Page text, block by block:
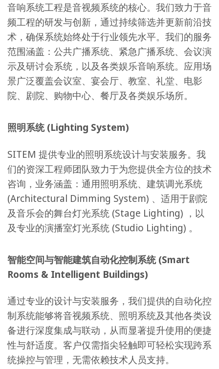
音响系统工程是音视频系统的核心。我们致力于音
频工程的研发与创新，通过持续筛选并更新前沿技
术，确保系统始终处于行业领先水平。我们的服务
范围涵盖：公共广播系统、紧急广播系统、会议演
示及研讨会系统，以及各类娱乐音响系统。应用场
景广泛覆盖会议室、宴会厅、教室、礼堂、电影
院、剧院、购物中心、餐厅及各类娱乐场所。
照明系统 (Lighting System)
SITEM 提供专业的照明系统设计与安装服务。我
们的资深工程师团队致力于为您提供全方位的技术
咨询，业务涵盖：通用照明系统、建筑调光系统
(Architectural Dimming System) 、适用于剧院
及音乐会的舞台灯光系统 (Stage Lighting) ，以
及专业的演播室灯光系统 (Studio Lighting) 。
智能空间与智能建筑自动化控制系统 (Smart
Rooms & Intelligent Buildings)
通过专业的设计与安装服务，我们提供的自动化控
制系统能够将音视频系统、照明系统及其他各类设
备进行深度集成与联动，从而显著提升使用的便捷
性与舒适度。客户仅需指尖轻触即可轻松实现跨系
统操控与管理，无需依赖技术人员支持。